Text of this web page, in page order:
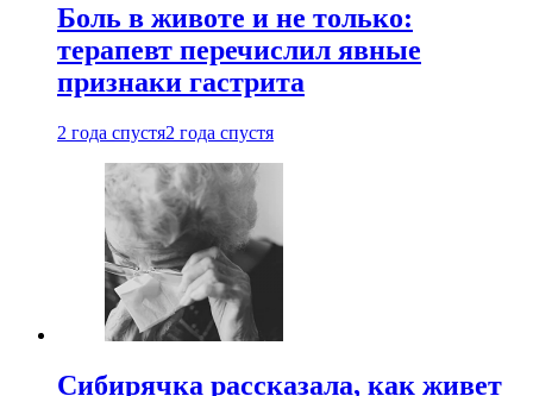
Боль в животе и не только:
терапевт перечислил явные
признаки гастрита
2 года спустя2 года спустя
Сибирячка рассказала, как живет